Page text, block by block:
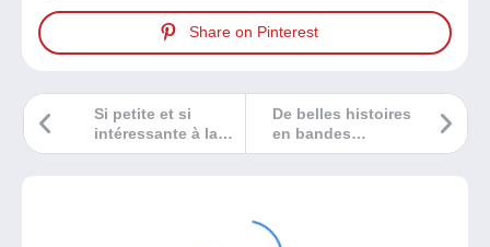
Share on Pinterest
De belles histoires
en bandes
dessinées !
Si petite et si
intéressante à la
fois !